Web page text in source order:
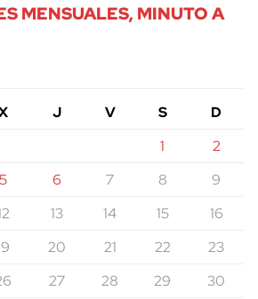
MENSUALES, MINUTO A
J V S
D
1
2
5 6 7 8
9
13 14 15
16
20 21 22
23
27 28 29
30